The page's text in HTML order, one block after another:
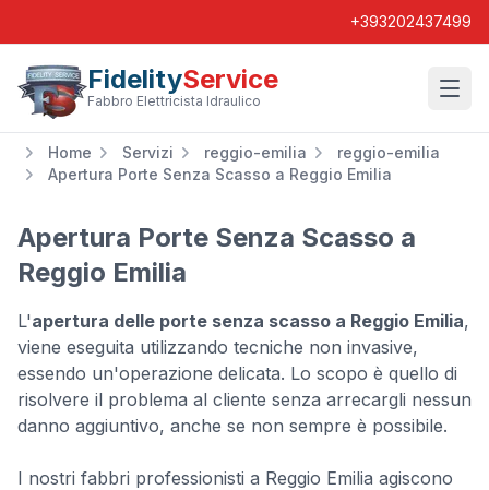
+393202437499
FidelityService
Fabbro Elettricista Idraulico
Home Servizi reggio-emilia
reggio-emilia
Apertura Porte Senza Scasso a Reggio Emilia
Apertura Porte Senza Scasso a
Reggio Emilia
L'apertura delle porte senza scasso a Reggio Emilia,
viene eseguita utilizzando tecniche non invasive,
essendo un'operazione delicata. Lo scopo è quello di
risolvere il problema al cliente senza arrecargli nessun
danno aggiuntivo, anche se non sempre è possibile.
I nostri fabbri professionisti a Reggio Emilia agiscono